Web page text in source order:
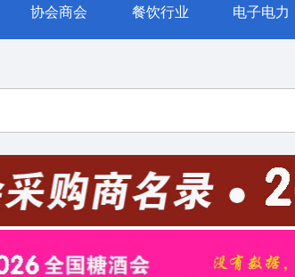
协会商会 餐饮行业 电子电力